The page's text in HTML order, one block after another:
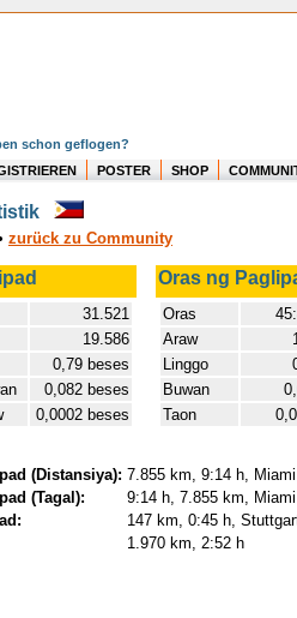
schon geflogen?
POSTER SHOP
zurück zu Community
Oras ng
31.521
19.586
0,79 beses
0,082 beses
0,0002 beses
Oras
Araw
Linggo
Buwan
Taon
(Distansiya): 7.855 km, 9:14 h,
(Tagal):
9:14 h, 7.855 km,
147 km, 0:45 h,
1.970 km, 2:52 h